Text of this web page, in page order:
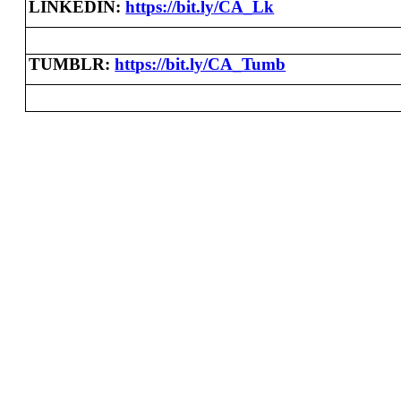
LINKEDIN:https://bit.ly/CA_Lk
TUMBLR:https://bit.ly/CA_Tumb